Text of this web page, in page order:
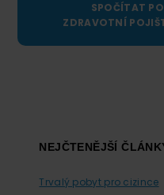
SPOČÍTAT
ZDRAVOTNÍ
FooterNEJČTENĚJŠÍ
Trvalý pobyt pro cizince